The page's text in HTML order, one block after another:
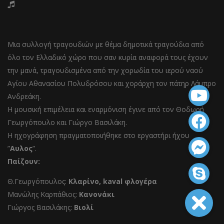
Μια συλλογή τραγουδιών με θέμα δημοτικά τραγούδια από
όλο τον Ελλαδικό χώρο που σαν κυρία αναφορά τους έχουν
την μανά, τραγουδισμένα από την χορωδία του ιερού ναού
Αγίου Αθανασίου Πολυδρόσου και χοράρχη τον πάτηρ Λάμπρο
Ανδρεάκη.
Η μουσική επιμέλεια και εναρμόνιση έγινε από τον Θοδωρή
Γεωργόπουλο και Γιώργο Βασιλάκη.
Η ηχογράφηση πραγματοποιήθηκε στο εργαστήρι ήχου
”Αυλος”.
Παίζουν:
Θ.Γεωργόπουλος: Kλαρίνο, kaval φλογέρα
Μανώλης Καρπάθιος: Κανονάκι
Γιώργος Βασιλάκης: Βιολί